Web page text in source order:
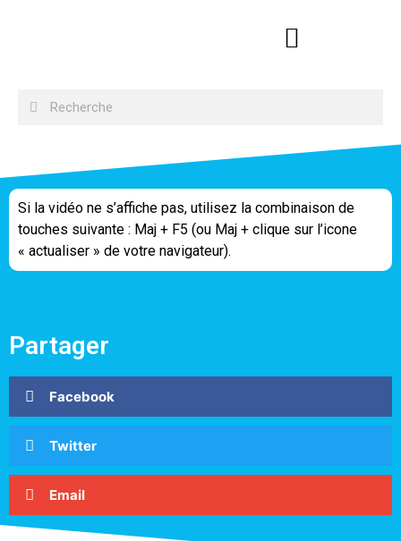
Si la vidéo ne s’affiche pas, utilisez la combinaison de
touches suivante : Maj + F5 (ou Maj + clique sur l’icone
« actualiser » de votre navigateur).
Partager
Facebook
Twitter
Email